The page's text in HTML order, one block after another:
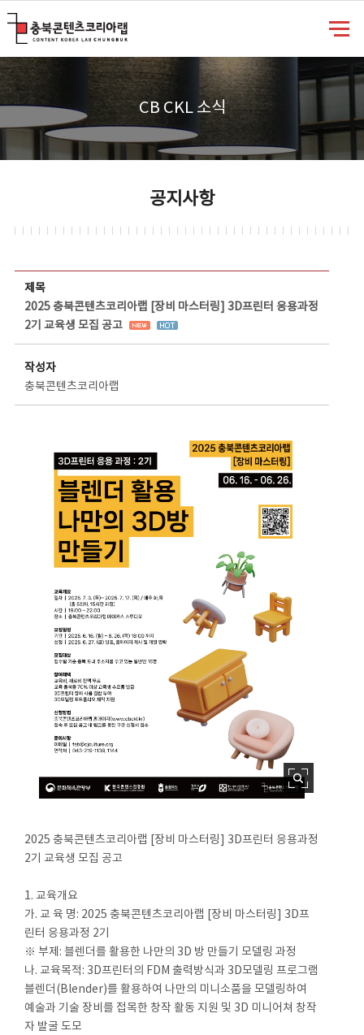
CB CKL 소식
공지사항
제목
2025 충북콘텐츠코리아랩 [장비 마스터링] 3D프린터 응용과정
2기 교육생 모집 공고
작성자
충북콘텐츠코리아랩
2025 충북콘텐츠코리아랩 [장비 마스터링] 3D프린터 응용과정
2기 교육생 모집 공고
1. 교육개요
가. 교 육 명: 2025 충북콘텐츠코리아랩 [장비 마스터링] 3D프
린터 응용과정 2기
※ 부제: 블렌더를 활용한 나만의 3D 방 만들기 모델링 과정
나. 교육목적: 3D프린터의 FDM 출력방식과 3D모델링 프로그램
블렌더(Blender)를 활용하여 나만의 미니소품을 모델링하여
예술과 기술 장비를 접목한 창작 활동 지원 및 3D 미니어쳐 창작
자 발굴 도모